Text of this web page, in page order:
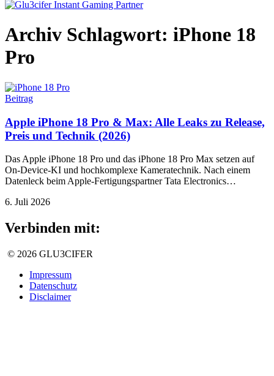
Archiv Schlagwort: iPhone 18
Pro
Beitrag
Apple iPhone 18 Pro & Max: Alle Leaks zu Release,
Preis und Technik (2026)
Das Apple iPhone 18 Pro und das iPhone 18 Pro Max setzen auf
On-Device-KI und hochkomplexe Kameratechnik. Nach einem
Datenleck beim Apple-Fertigungspartner Tata Electronics…
6. Juli 2026
Verbinden mit:
© 2026 GLU3CIFER
Impressum
Datenschutz
Disclaimer